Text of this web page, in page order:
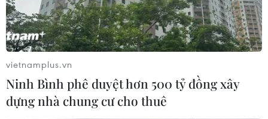
vietnamplus.vn
Ninh Bình phê duyệt hơn 500 tỷ đồng xây
dựng nhà chung cư cho thuê